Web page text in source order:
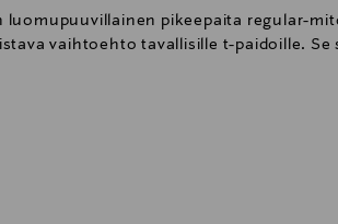
luomupuuvillainen pikeepaita regular-
vaihtoehto tavallisille t-paidoille.